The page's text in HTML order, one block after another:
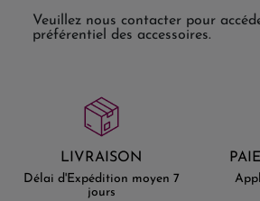
Veuillez nous contacter pour
préférentiel des accessoires.
LIVRAISON
Délai d'Expédition moyen 7
jours